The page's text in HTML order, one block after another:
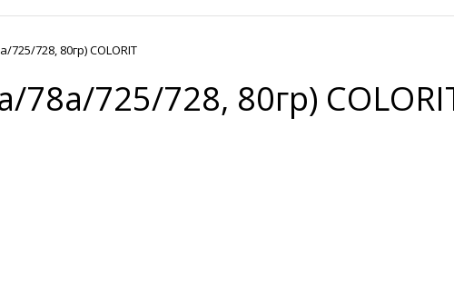
728, 80гр) COLORIT
78a/725/728, 80гр)